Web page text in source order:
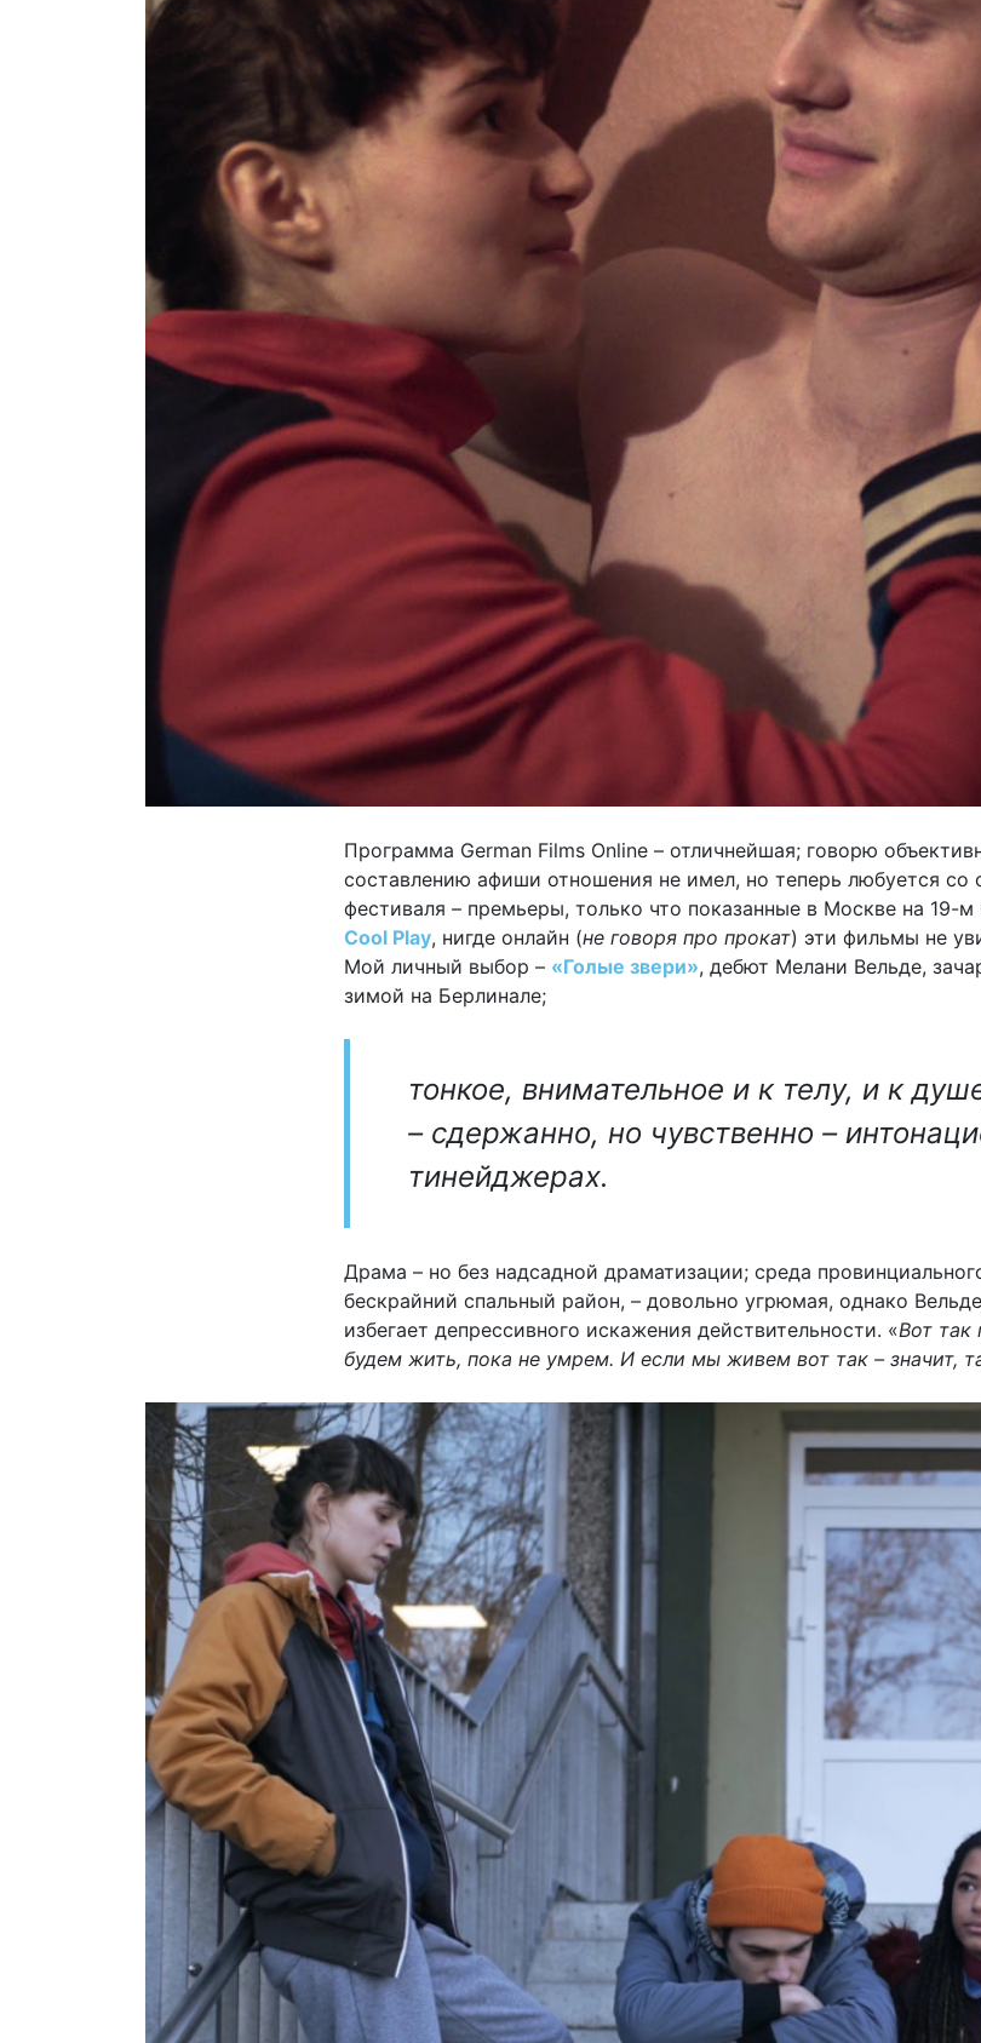
Программа German Films Online – отличнейшая; говорю
составлению афиши отношения не имел, но теперь любуется со
фестиваля – премьеры, только что показанные в Москве на 19-м
Cool Play, нигде онлайн (не говоря про прокат) эти фильмы не
Мой личный выбор – «Голые звери», дебют Мелани Вельде,
зимой на Берлинале;
тонкое, внимательное и к телу, и к
– сдержанно, но чувственно –
тинейджерах.
Драма – но без надсадной драматизации; среда
бескрайний спальный район, – довольно угрюмая, однако
избегает депрессивного искажения действительности. «Вот
будем жить, пока не умрем. И если мы живем вот так – значит,